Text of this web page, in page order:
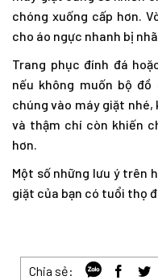
chóng xuống cấp hơn.
cho áo ngực nhanh bị
Trang phục đính đá
nếu không muốn bộ
chúng vào máy giặt nhé,
và thậm chí còn khiến
hơn.
Một số những lưu ý trên
giặt của bạn có tuổi thọ
Chia sẻ: